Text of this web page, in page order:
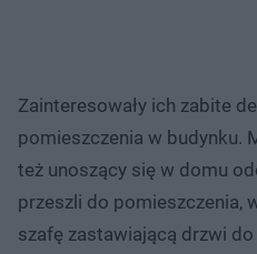
Zainteresowały ich zabite
pomieszczenia w budynku.
też unoszący się w domu
przeszli do pomieszczenia,
szafę zastawiającą drzwi